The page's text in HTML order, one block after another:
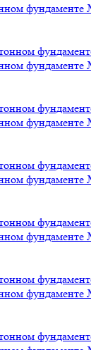
фундаменте
фундаменте
фундаменте
фундаменте
фундаменте
фундаменте